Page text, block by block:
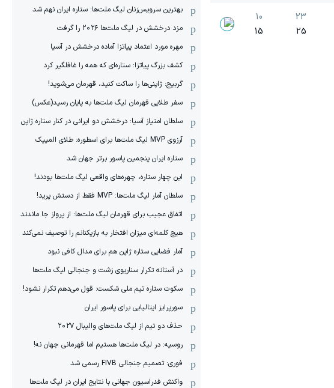
23
10
25
15
بهترین سرویس‌زنان لیگ ملت‌ها: ستاره ایران نهم شد
مزد درخشش در لیگ ملت‌ها ٢٠٢۶ را گرفت
مهره مورد اعتماد پیاتزا آماده درخشش در آسیا
کشف بزرگ پیاتزا: ستاره‌ای که همه را غافلگیر کرد
گربیج: ژاپنی‌ها را ساکت کنید، قهرمان می‌شوید!
سفر طلایی قهرمان لیگ ملت‌ها به پایان رسید(عکس)
سلطان امتیاز آسیا: درخشش دو ایرانی در کنار ستاره ژاپن
آرزوی MVP لیگ ملت‌ها برای اسطوره: طلای المپیک
ستاره ایران پنجمین پاسور برتر جهان شد
این چهار ستاره، چهره‌های واقعی لیگ ملت‌ها بودند!
سلطان آمار لیگ ملت‌ها: MVP فقط از دستش پرید!
اتفاق عجیب برای قهرمان لیگ ملت‌ها: از پرواز جا ماندند
هیچ کلمه‌ای میزان افتخار به بازیکنانم را توصیف نمی‌کند
آمار فضایی ستاره ژاپن هم برای مدال کافی نبود
در آستانه تکرار سناریوی زشت و جنجالی لیگ ملت‌ها
سکوت ستاره تیم ملی شکست: قول می‌دهم تکرار نشود!
سورپرایز ایتالیایی برای پاسور ایران
حذف دو تیم از لیگ ملت‌های والیبال ٢٠٢٧
روسیه: در لیگ ملت‌ها هستیم اما قهرمانی جهان نه!
فوری: تصمیم جنجالی FIVB رسمی شد
واکنش فدراسیون جهانی با نتایج ایران در لیگ ملت‌ها